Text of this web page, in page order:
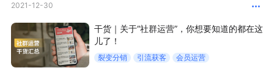
智库 产品场景库
产品更新动态 帮助中心
2021-12-30
干货｜关于“社群运营”，你想要知道的都在这
儿了！
裂变分销 引流获客 会员运营